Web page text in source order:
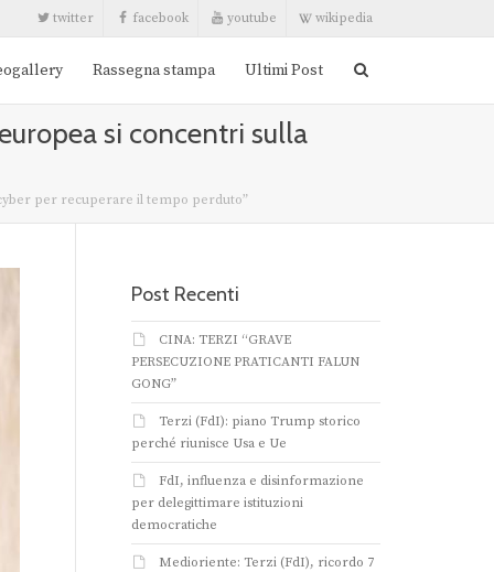
twitter facebook youtube wikipedia
Rassegna stampa Ultimi Post
si concentri sulla
per recuperare il tempo perduto”
Post Recenti
CINA: TERZI “GRAVE
PERSECUZIONE PRATICANTI FALUN
GONG”
Terzi (FdI): piano Trump storico
perché riunisce Usa e Ue
FdI, influenza e disinformazione
per delegittimare istituzioni
democratiche
Medioriente: Terzi (FdI), ricordo 7